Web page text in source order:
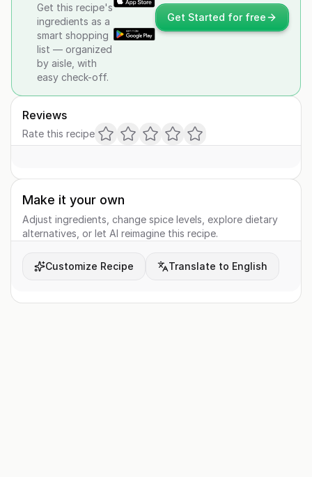
Get this recipe's
ingredients as a
smart shopping
list — organized
by aisle, with
easy check-off.
Get Started for free
Reviews
Rate this recipe
Make it your own
Adjust ingredients, change spice levels, explore dietary
alternatives, or let AI reimagine this recipe.
Customize Recipe Translate to English